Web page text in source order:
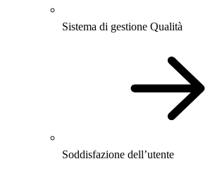
Sistema di gestione Qualità
Soddisfazione dell’utente